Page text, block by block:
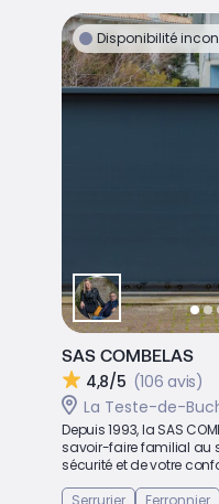
Disponibilité
SAS COMBELAS
4,8/5 (106 avis)
La Teste-de-
Depuis 1993, la SAS
savoir-faire familial au
sécurité et de votre
Serrurier
Ferronnier